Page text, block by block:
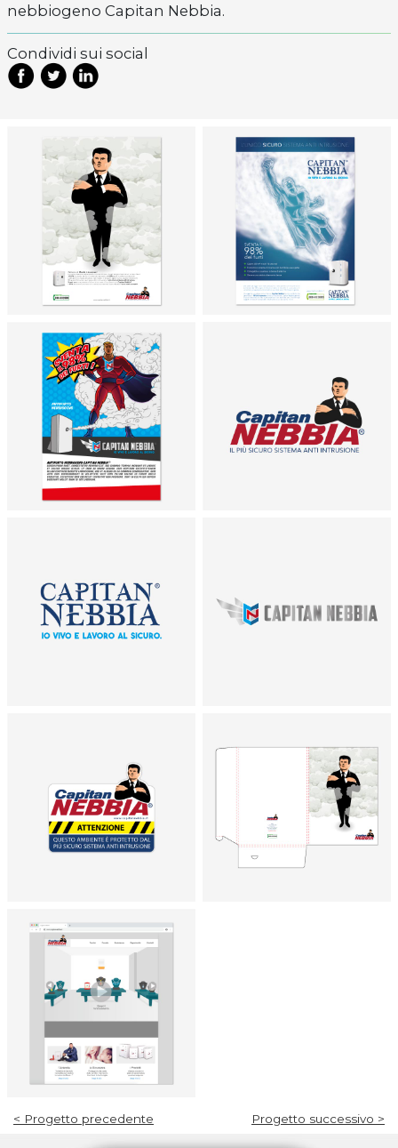
nebbiogeno Capitan Nebbia.
Condividi sui social
< Progetto precedente Progetto successivo >